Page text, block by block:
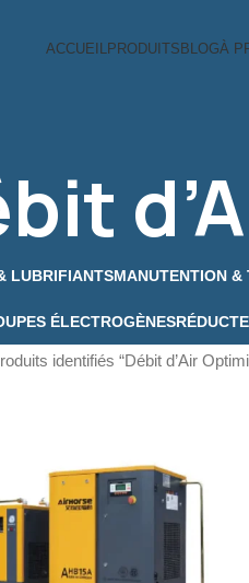
ACCUEILPRODUITS BLOGÀ
LUBRIFIANTSMANUTENTION &
ÉLECTROGÈNES
identifiés “Débit d’Air